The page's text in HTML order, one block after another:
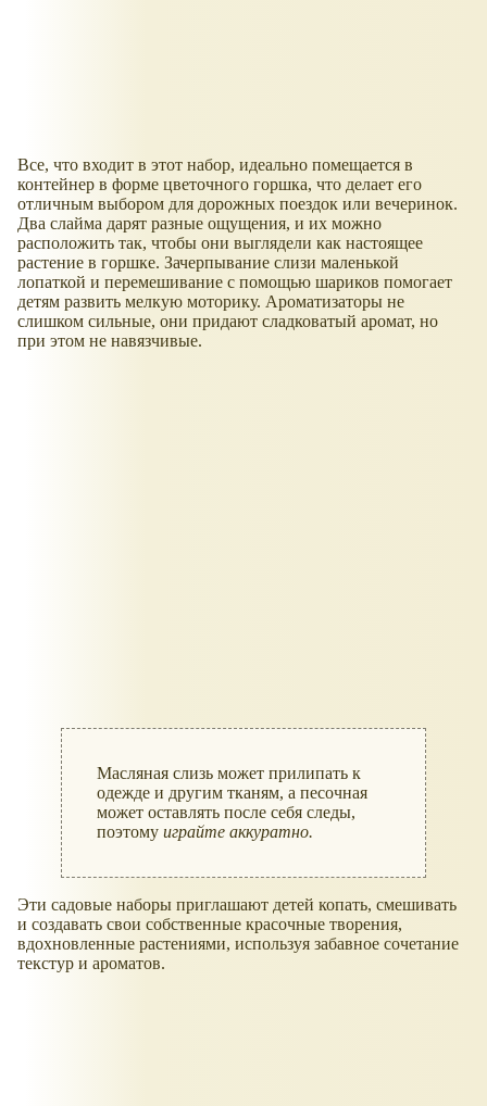
Все, что входит в этот набор, идеально помещается в
контейнер в форме цветочного горшка, что делает его
отличным выбором для дорожных поездок или вечеринок.
Два слайма дарят разные ощущения, и их можно
расположить так, чтобы они выглядели как настоящее
растение в горшке. Зачерпывание слизи маленькой
лопаткой и перемешивание с помощью шариков помогает
детям развить мелкую моторику. Ароматизаторы не
слишком сильные, они придают сладковатый аромат, но
при этом не навязчивые.
Масляная слизь может прилипать к
одежде и другим тканям, а песочная
может оставлять после себя следы,
поэтому играйте аккуратно.
Эти садовые наборы приглашают детей копать, смешивать
и создавать свои собственные красочные творения,
вдохновленные растениями, используя забавное сочетание
текстур и ароматов.